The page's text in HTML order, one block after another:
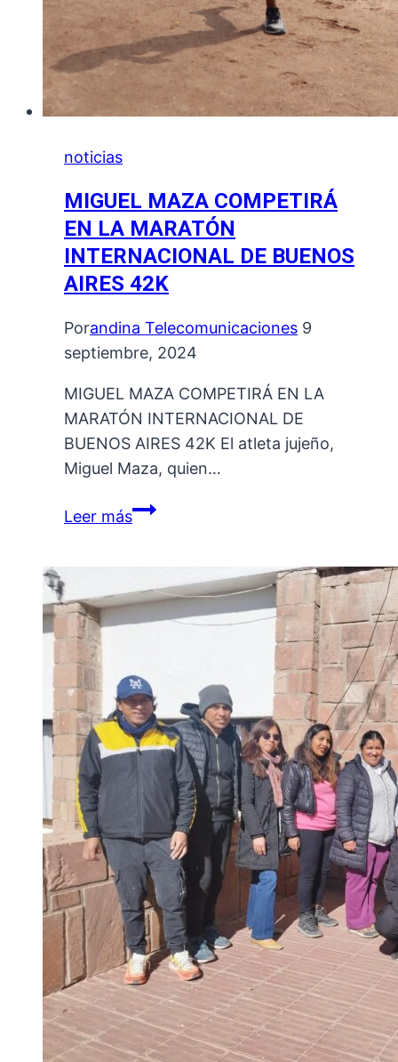
noticias
MIGUEL MAZA COMPETIRÁ
EN LA MARATÓN
INTERNACIONAL DE BUENOS
AIRES 42K
Porandina Telecomunicaciones 9
septiembre, 2024
MIGUEL MAZA COMPETIRÁ EN LA
MARATÓN INTERNACIONAL DE
BUENOS AIRES 42K El atleta jujeño,
Miguel Maza, quien…
Leer másMIGUEL
LA
DE
BUENOS
AIRES
42K